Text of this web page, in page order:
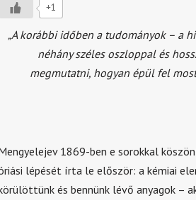
+1
„A korábbi időben a tudományok – a
néhány széles oszloppal és
megmutatni, hogyan épül fel
1869-ben e sorokkal
lépését írta le először: a kémiai
és bennünk lévő anyagok –